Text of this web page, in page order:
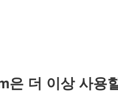
은 더 이상 사용